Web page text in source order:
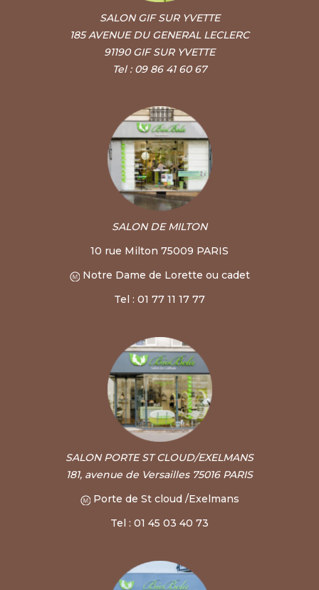
SALON GIF SUR YVETTE
185 AVENUE DU GENERAL LECLERC
91190 GIF SUR YVETTE
Tel : 09 86 41 60 67
SALON DE MILTON
10 rue Milton 75009 PARIS
Notre Dame de Lorette ou cadet
Tel : 01 77 11 17 77
SALON PORTE ST CLOUD/EXELMANS
181, avenue de Versailles 75016 PARIS
Porte de St cloud /Exelmans
Tel : 01 45 03 40 73